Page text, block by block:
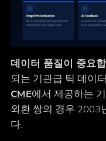
데이터 품질이 중요
되는 기관급 틱 데이
CME에서 제공하는
외환 쌍의 경우 2003
다.